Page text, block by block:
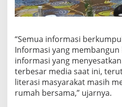
“Semua informasi
Informasi yang
informasi yang
terbesar media saat ini,
literasi masyarakat masih
rumah bersama,” ujarnya.